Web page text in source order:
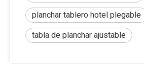
planchar tablero hotel plegable
tabla de planchar ajustable